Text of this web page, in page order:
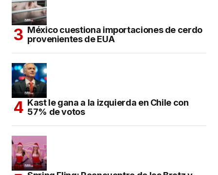
México cuestiona importaciones de cerdo
provenientes de EUA
Kast le gana a la izquierda en Chile con
57% de votos